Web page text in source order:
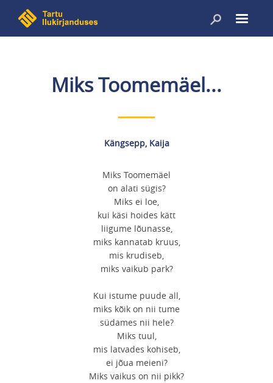
edasi
Miks Toomemäel...
Kängsepp, Kaija
Miks Toomemäel
on alati sügis?
Miks ei loe,
kui käsi hoides kätt
liigume lõunasse,
miks kannatab kruus,
mis krudiseb,
miks vaikub park?
Kui istume puude all,
miks kõik on nii tume
südames nii hele?
Miks tuul,
mis latvades kohiseb,
ei jõua meieni?
Miks vaikus on nii pikk?